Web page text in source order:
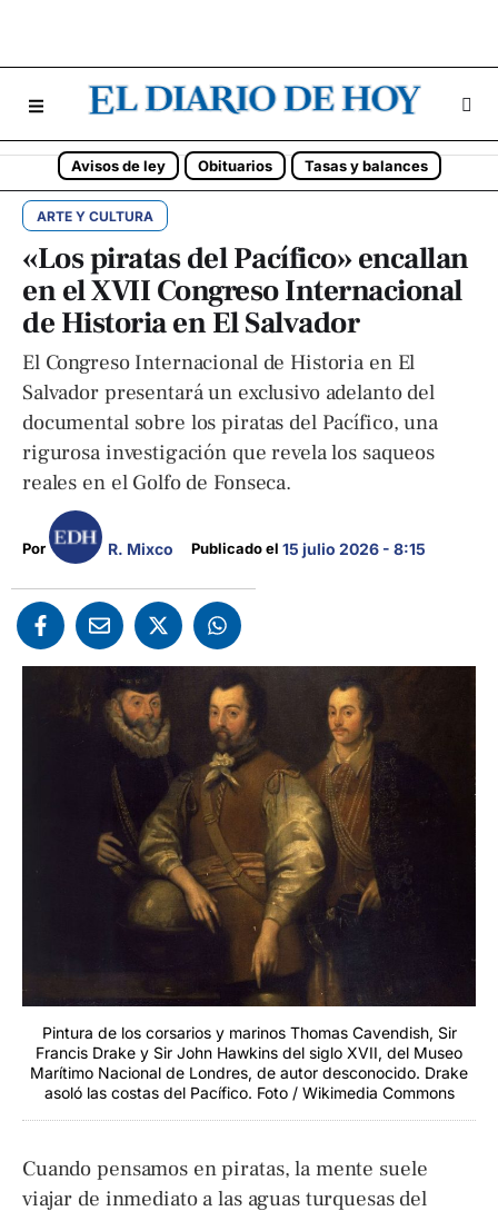
Avisos de ley Obituarios Tasas y balances
ARTE Y CULTURA
«Los piratas del Pacífico» encallan
en el XVII Congreso Internacional
de Historia en El Salvador
El Congreso Internacional de Historia en El
Salvador presentará un exclusivo adelanto del
documental sobre los piratas del Pacífico, una
rigurosa investigación que revela los saqueos
reales en el Golfo de Fonseca.
Por R. Mixco Publicado el 15 julio 2026 - 8:15
Pintura de los corsarios y marinos Thomas Cavendish, Sir
Francis Drake y Sir John Hawkins del siglo XVII, del Museo
Marítimo Nacional de Londres, de autor desconocido. Drake
asoló las costas del Pacífico. Foto / Wikimedia Commons
Cuando pensamos en piratas, la mente suele
viajar de inmediato a las aguas turquesas del